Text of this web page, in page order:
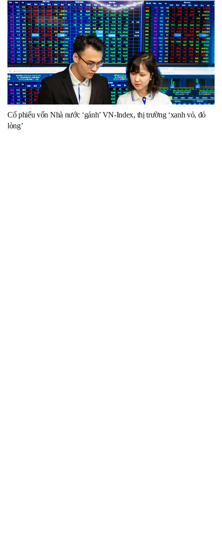
Cổ phiếu vốn Nhà nước ‘gánh’ VN-Index, thị trường ‘xanh vỏ, đỏ
lòng’